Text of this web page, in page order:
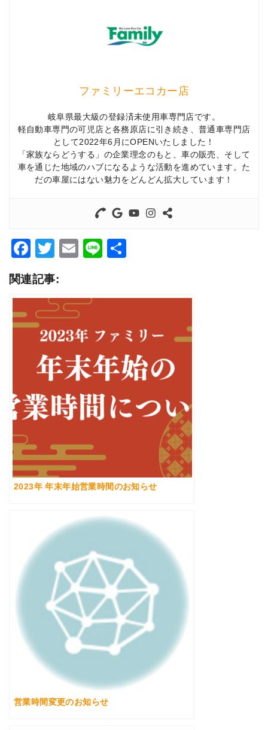
ファミリーエコカー店
岐阜県最大級の登録済未使用車専門店です。
軽自動車専門の可児店と各務原店に引き続き、普通車専門店
として2022年6月にOPENいたしました！
「家族ならどうする」の企業理念のもと、車の販売、そして
車を通じた地域のハブになるような活動を進めています。た
だの車屋にはない魅力をどんどん拡大しています！
Facebook
Twitter
Email
Line
関連記事:
2023年 年末年始営業時間のお知らせ
営業時間変更のお知らせ